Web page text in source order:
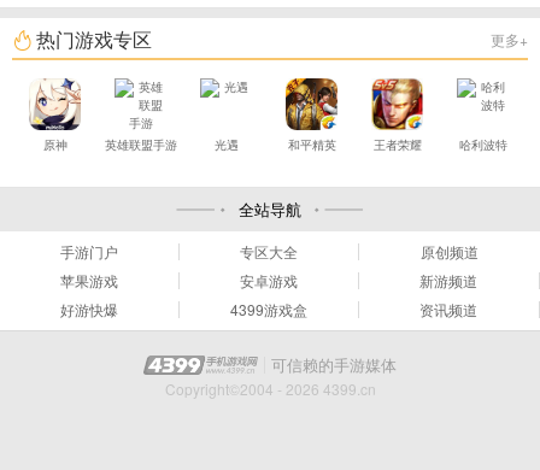
热门游戏专区 更多+
原神 英雄联盟手游 光遇 和平精英 王者荣耀 哈利波特
全站导航
手游门户 专区大全
原创频道
苹果游戏
安卓游戏
新游频道
好游快爆
4399游戏盒 资讯频道
可信赖的手游媒体
Copyright©2004 - 2026 4399.cn